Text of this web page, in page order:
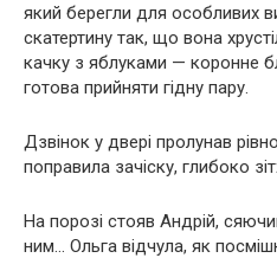
який берегли для особливих
скатертину так, що вона
качку з яблуками — коронне
готова прийняти гідну пару.
Дзвінок у двері пролунав
поправила зачіску, глибоко
На порозі стояв Андрій,
ним… Ольга відчула, як